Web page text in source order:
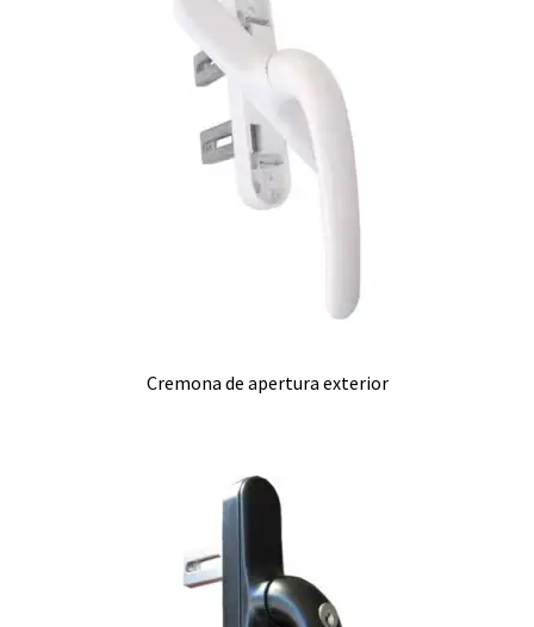
Cremona de apertura exterior